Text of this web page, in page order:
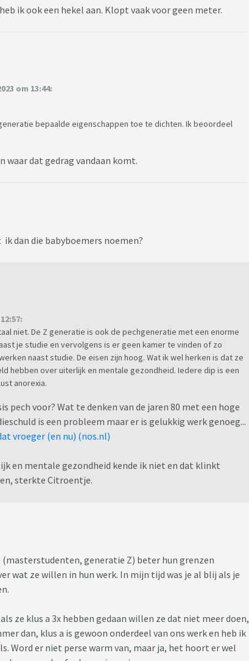
ik ook een hekel aan. Klopt vaak voor geen meter.
om 13:44:
bepaalde eigenschappen toe te dichten. Ik beoordeel
waar dat gedrag vandaan komt.
dan die babyboemers noemen?
niet. De Z generatie is ook de pechgeneratie met een enorme
je studie en vervolgens is er geen kamer te vinden of zo
naast studie. De eisen zijn hoog. Wat ik wel herken is dat ze
hebben over uiterlijk en mentale gezondheid. Iedere dip is een
anorexia.
pech voor? Wat te denken van de jaren 80 met een hoge
is een probleem maar er is gelukkig werk genoeg...
vroeger (en nu) (nos.nl)
en mentale gezondheid kende ik niet en dat klinkt
sterkte Citroentje.
generatie Z) beter hun grenzen
wat ze willen in hun werk. In mijn tijd was je al blij als je
ze klus a 3x hebben gedaan willen ze dat niet meer doen,
dan, klus a is gewoon onderdeel van ons werk en heb ik
Word er niet perse warm van, maar ja, het hoort er wel